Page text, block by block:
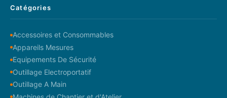
Catégories
Accessoires et Consommables
Appareils Mesures
Equipements De Sécurité
Outillage Electroportatif
Outillage A Main